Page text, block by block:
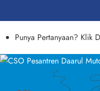
Punya Pertanyaan? Klik